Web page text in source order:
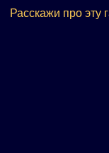
Расскажи про эту